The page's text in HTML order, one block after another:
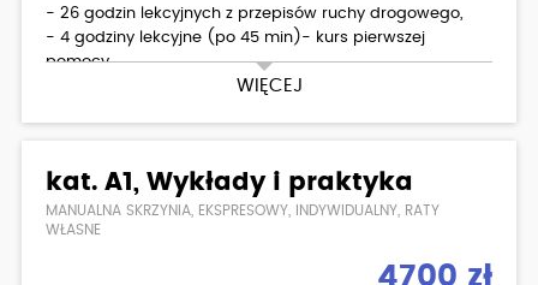
WIĘCEJ
- 26 godzin lekcyjnych z przepisów ruchy drogowego,
- 4 godziny lekcyjne (po 45 min)- kurs pierwszej
pomocy,
- 20 godzin (po 60 min) jazd (SUZUKI SFV 650 GLADIUS),
Dodatkowo płatne:
- podstawienie motoru na egzamin państwowy
- skorzystanie z placu manewrowego w WORD
kat. A1, Wykłady i praktyka
MANUALNA SKRZYNIA, EKSPRESOWY, INDYWIDUALNY, RATY
WŁASNE
4700 zł